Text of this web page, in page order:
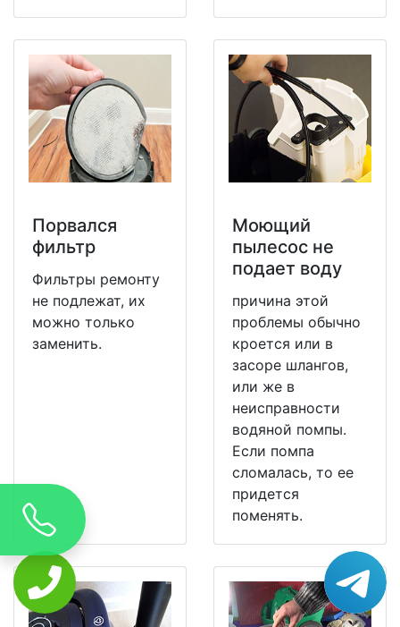
Порвался
фильтр
Фильтры ремонту
не подлежат, их
можно только
заменить.
Моющий
пылесос не
подает воду
причина этой
проблемы обычно
кроется или в
засоре шлангов,
или же в
неисправности
водяной помпы.
Если помпа
сломалась, то ее
придется
поменять.